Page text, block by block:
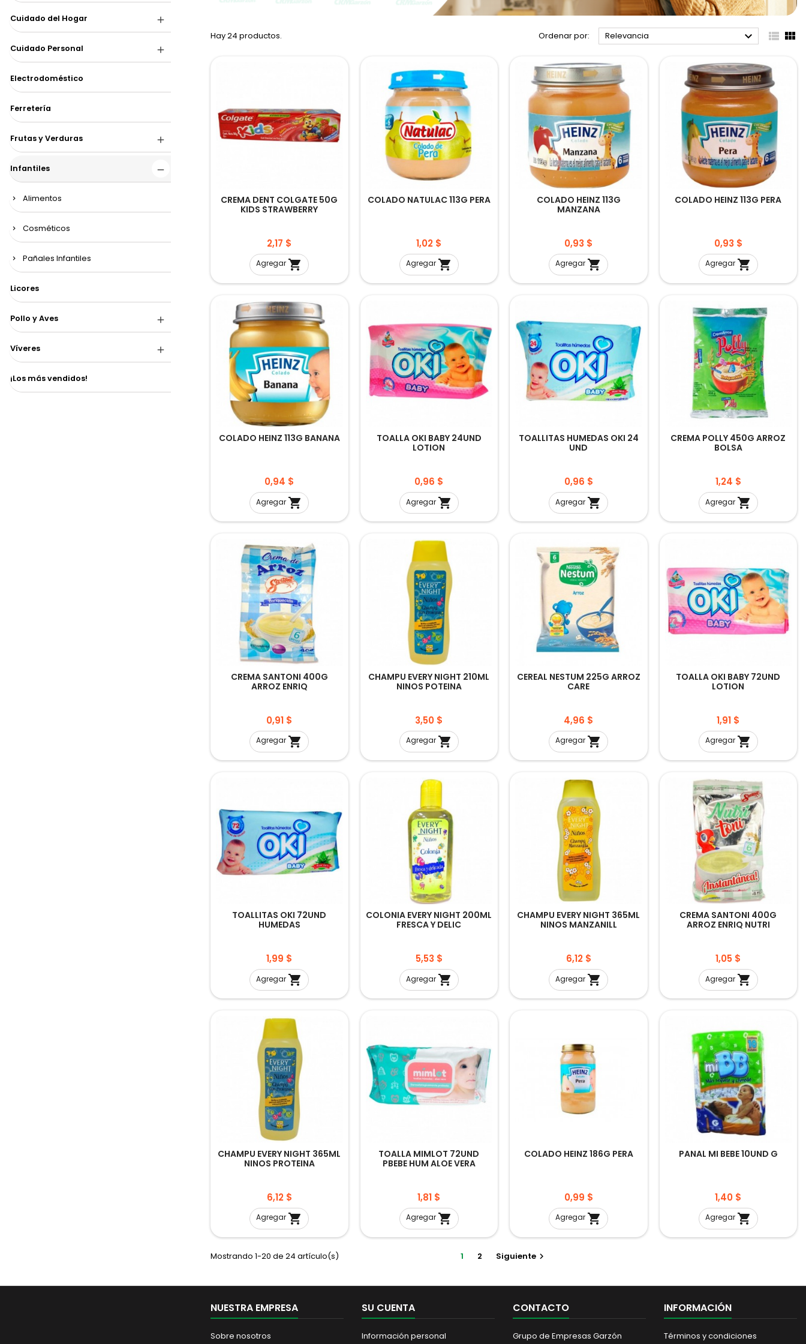
Cuidado del Hogar
Cuidado Personal
Electrodoméstico
Ferretería
Frutas y Verduras
Infantiles
Alimentos
Cosméticos
Pañales Infantiles
Licores
Pollo y Aves
Víveres
¡Los más vendidos!
Hay 24 productos. Ordenar por: Relevancia   
CREMA DENT COLGATE 50G
KIDS STRAWBERRY
Precio
2,17 $
Agregar 
COLADO NATULAC 113G PERA
Precio
1,02 $
Agregar 
COLADO HEINZ 113G
MANZANA
Precio
0,93 $
Agregar 
COLADO HEINZ 113G PERA
Precio
0,93 $
Agregar 
COLADO HEINZ 113G BANANA
Precio
0,94 $
Agregar 
TOALLA OKI BABY 24UND
LOTION
Precio
0,96 $
Agregar 
TOALLITAS HUMEDAS OKI 24
UND
Precio
0,96 $
Agregar 
CREMA POLLY 450G ARROZ
BOLSA
Precio
1,24 $
Agregar 
CREMA SANTONI 400G
ARROZ ENRIQ
Precio
0,91 $
Agregar 
CHAMPU EVERY NIGHT 210ML
NINOS POTEINA
Precio
3,50 $
Agregar 
CEREAL NESTUM 225G ARROZ
CARE
Precio
4,96 $
Agregar 
TOALLA OKI BABY 72UND
LOTION
Precio
1,91 $
Agregar 
TOALLITAS OKI 72UND
HUMEDAS
Precio
1,99 $
Agregar 
COLONIA EVERY NIGHT 200ML
FRESCA Y DELIC
Precio
5,53 $
Agregar 
CHAMPU EVERY NIGHT 365ML
NINOS MANZANILL
Precio
6,12 $
Agregar 
CREMA SANTONI 400G
ARROZ ENRIQ NUTRI
Precio
1,05 $
Agregar 
CHAMPU EVERY NIGHT 365ML
NINOS PROTEINA
Precio
6,12 $
Agregar 
TOALLA MIMLOT 72UND
PBEBE HUM ALOE VERA
Precio
1,81 $
Agregar 
COLADO HEINZ 186G PERA
Precio
0,99 $
Agregar 
PANAL MI BEBE 10UND G
Precio
1,40 $
Agregar 
Mostrando 1-20 de 24 artículo(s) 1 2 Siguiente 
NUESTRA EMPRESA
Sobre nosotros
SU CUENTA
Información personal
CONTACTO
Grupo de Empresas Garzón
INFORMACIÓN
Términos y condiciones